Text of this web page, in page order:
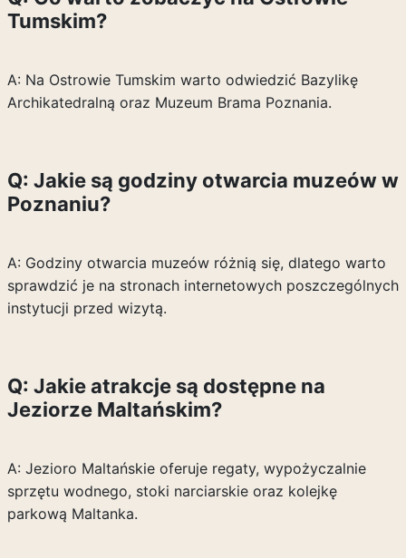
Tumskim?
A: Na Ostrowie Tumskim warto odwiedzić Bazylikę
Archikatedralną oraz Muzeum Brama Poznania.
Q: Jakie są godziny otwarcia muzeów w
Poznaniu?
A: Godziny otwarcia muzeów różnią się, dlatego warto
sprawdzić je na stronach internetowych poszczególnych
instytucji przed wizytą.
Q: Jakie atrakcje są dostępne na
Jeziorze Maltańskim?
A: Jezioro Maltańskie oferuje regaty, wypożyczalnie
sprzętu wodnego, stoki narciarskie oraz kolejkę
parkową Maltanka.